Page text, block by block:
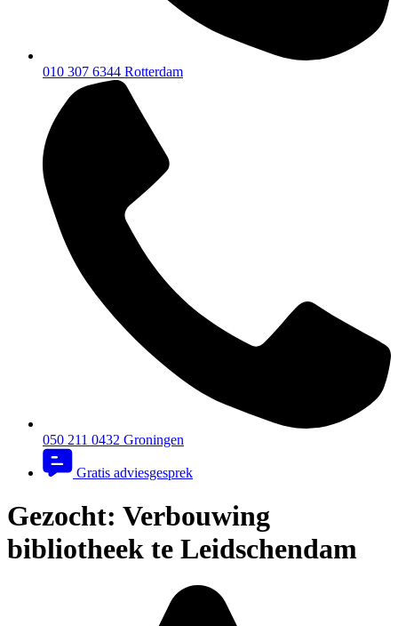
010 307 6344 Rotterdam
050 211 0432 Groningen
Gratis adviesgesprek
Gezocht: Verbouwing
bibliotheek te Leidschendam